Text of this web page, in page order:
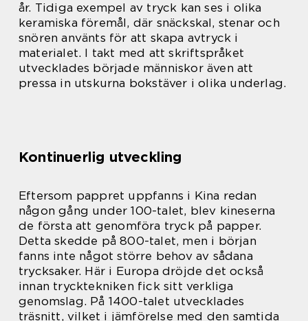
år. Tidiga exempel av tryck kan ses i olika
keramiska föremål, där snäckskal, stenar och
snören använts för att skapa avtryck i
materialet. I takt med att skriftspråket
utvecklades började människor även att
pressa in utskurna bokstäver i olika underlag.
Kontinuerlig utveckling
Eftersom pappret uppfanns i Kina redan
någon gång under 100-talet, blev kineserna
de första att genomföra tryck på papper.
Detta skedde på 800-talet, men i början
fanns inte något större behov av sådana
trycksaker. Här i Europa dröjde det också
innan trycktekniken fick sitt verkliga
genomslag. På 1400-talet utvecklades
träsnitt, vilket i jämförelse med den samtida